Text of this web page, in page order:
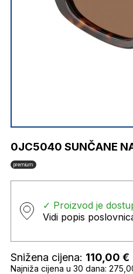
0JC5040 SUNČANE
premium
✓ Proizvod je
Vidi popis
Snižena cijena: 110,00 €
Najniža cijena u 30 dana: